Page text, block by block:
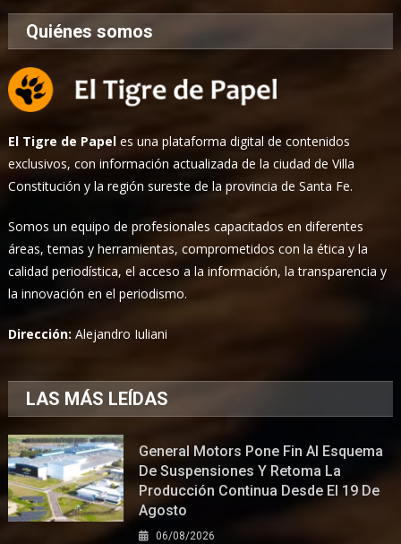
Quiénes somos
El Tigre de Papel es una plataforma digital de contenidos
exclusivos, con información actualizada de la ciudad de Villa
Constitución y la región sureste de la provincia de Santa Fe.
Somos un equipo de profesionales capacitados en diferentes
áreas, temas y herramientas, comprometidos con la ética y la
calidad periodística, el acceso a la información, la transparencia y
la innovación en el periodismo.
Dirección:Alejandro Iuliani
LAS MÁS LEÍDAS
General Motors Pone Fin Al Esquema
De Suspensiones Y Retoma La
Producción Continua Desde El 19 De
Agosto
06/08/2026